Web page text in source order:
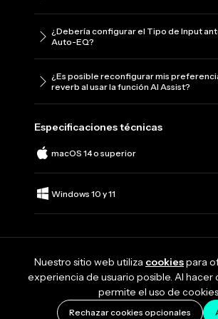
¿Debería configurar el Tipo de Input
Auto-EQ?
¿Es posible reconfigurar mis
reverb al usar la función AI Assist?
Especificaciones técnicas
macOS 14 o superior
Windows 10 y 11
Nuestro sitio web utiliza cookiespara
experiencia de usuario posible. Al hacer
permite el uso de
Rechazar cookies opcionales